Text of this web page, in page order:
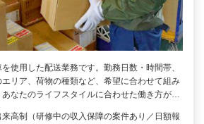
使用した配送業務です。勤務日数・時間帯、
リア、荷物の種類など、希望に合わせて組み
あなたのライフスタイルに合わせた働き方が…
高制（研修中の収入保障の案件あり／日額報